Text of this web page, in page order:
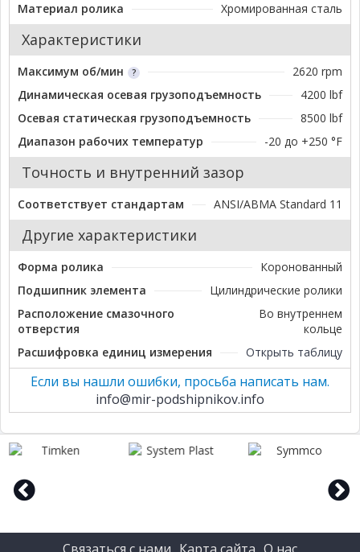
Материал ролика Хромированная сталь
Характеристики
Максимум об/мин
2620 rpm
Динамическая осевая грузоподъемность
4200 lbf
Осевая статическая грузоподъемность
8500 lbf
Диапазон рабочих температур
-20 до +250 °F
Точность и внутренний зазор
Соответствует стандартам ANSI/ABMA Standard 11
Другие характеристики
Форма ролика
Коронованный
Подшипник элемента
Цилиндрические ролики
Расположение смазочного
отверстия
Во внутреннем
кольце
Расшифровка единиц измерения
Открыть таблицу
Если вы нашли ошибки, просьба написать нам.
info@mir-podshipnikov.info